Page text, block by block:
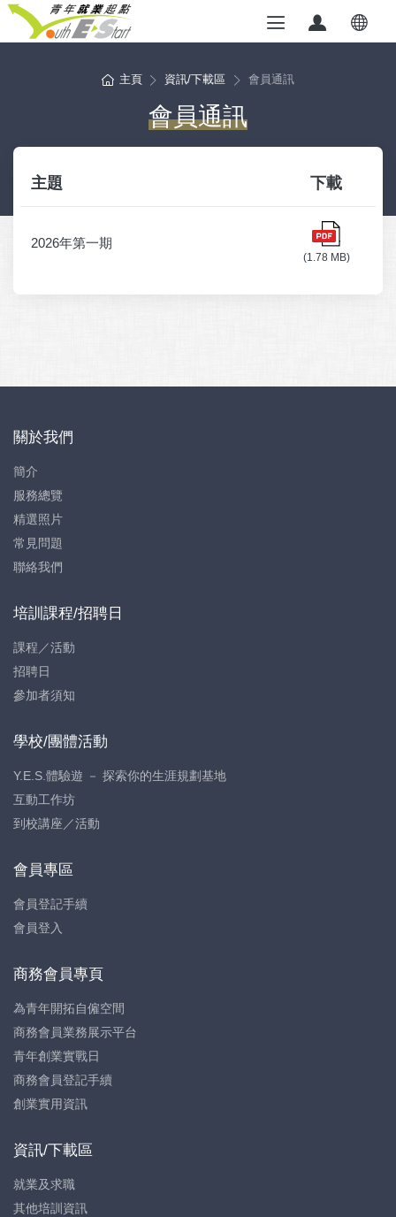
主頁 資訊/下載區 會員通訊
會員通訊
主題 下載
2026年第一期
(1.78 MB)
關於我們
簡介
服務總覽
精選照片
常見問題
聯絡我們
培訓課程/招聘日
課程／活動
招聘日
參加者須知
學校/團體活動
Y.E.S.體驗遊 － 探索你的生涯規劃基地
互動工作坊
到校講座／活動
會員專區
會員登記手續
會員登入
商務會員專頁
為青年開拓自僱空間
商務會員業務展示平台
青年創業實戰日
商務會員登記手續
創業實用資訊
資訊/下載區
就業及求職
其他培訓資訊